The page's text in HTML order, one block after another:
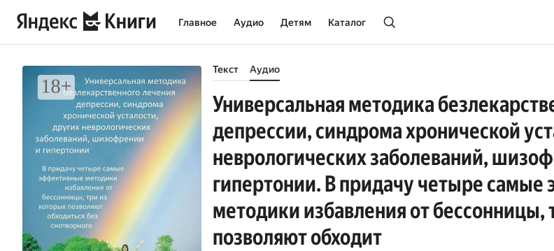
Главное Аудио Детям Каталог
Текст Аудио
Универсальная методика
депрессии, синдрома хронической
неврологических заболеваний,
гипертонии. В придачу четыре
методики избавления от бессонницы,
позволяют обходит